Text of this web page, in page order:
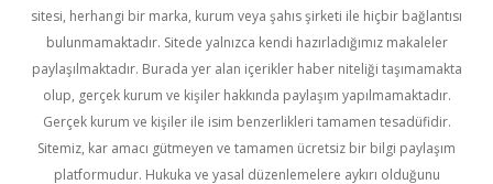
sitesi, herhangi bir marka, kurum veya şahıs şirketi ile hiçbir bağlantısı
bulunmamaktadır. Sitede yalnızca kendi hazırladığımız makaleler
paylaşılmaktadır. Burada yer alan içerikler haber niteliği taşımamakta
olup, gerçek kurum ve kişiler hakkında paylaşım yapılmamaktadır.
Gerçek kurum ve kişiler ile isim benzerlikleri tamamen tesadüfidir.
Sitemiz, kar amacı gütmeyen ve tamamen ücretsiz bir bilgi paylaşım
platformudur. Hukuka ve yasal düzenlemelere aykırı olduğunu